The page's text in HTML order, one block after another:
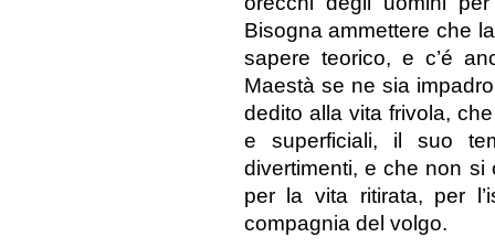
Bisogna ammettere che
sapere teorico, e c’é
Maestà se ne sia
dedito alla vita frivola,
e superficiali, il suo
divertimenti, e che non
per la vita ritirata, per
compagnia del volgo.